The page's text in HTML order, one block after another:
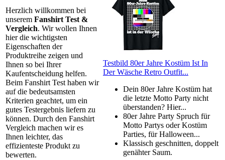
Herzlich willkommen bei
unserem Fanshirt Test &
Vergleich. Wir wollen Ihnen
hier die wichtigsten
Eigenschaften der
Produktreihe zeigen und
Ihnen so bei Ihrer
Kaufentscheidung helfen.
Beim Fanshirt Test haben wir
auf die bedeutsamsten
Kriterien geachtet, um ein
gutes Testergebnis liefern zu
können. Durch den Fanshirt
Vergleich machen wir es
Ihnen leichter, das
effizienteste Produkt zu
bewerten.
Testbild 80er Jahre Kostüm Ist In
Der Wäsche Retro Outfit...
Dein 80er Jahre Kostüm hat
die letzte Motto Party nicht
überstanden? Hier...
80er Jahre Party Spruch für
Motto Partys oder Kostüm
Parties, für Halloween...
Klassisch geschnitten, doppelt
genähter Saum.